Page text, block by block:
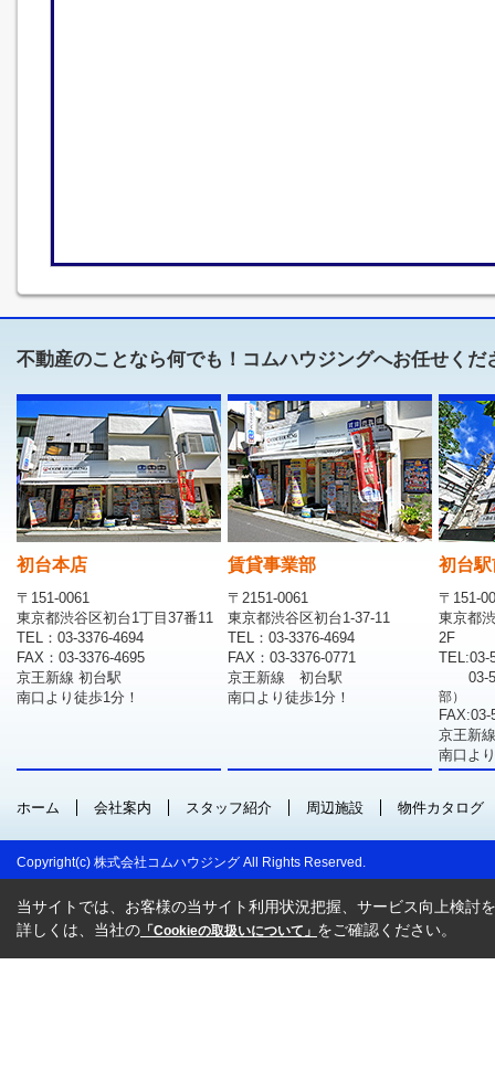
不動産のことなら何でも！コムハウジングへお任せくだ
初台本店
〒151-0061
東京都渋谷区初台1丁目37番11
TEL：03-3376-4694
FAX：03-3376-4695
京王新線 初台駅
南口より徒歩1分！
賃貸事業部
〒2151-0061
東京都渋谷区初台1-37-11
TEL：03-3376-4694
FAX：03-3376-0771
京王新線 初台駅
南口より徒歩1分！
初台
〒151-
東京都
2F
TEL:03-
03-
部）
FAX:03-
京王新
南口よ
ホーム 会社案内 スタッフ紹介 周辺施設 物件カタログ
Copyright(c) 株式会社コムハウジング All Rights Reserved.
当サイトでは、お客様の当サイト利用状況把握、サービス向上検討
詳しくは、当社の 「Cookieの取扱いについて」 をご確認ください。